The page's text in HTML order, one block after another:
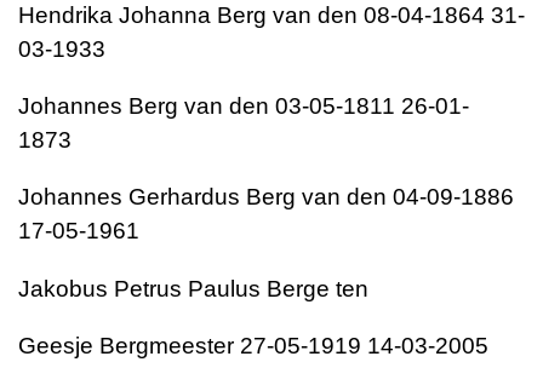
Hendrika Johanna Berg van den 08-04-1864 31-
03-1933
Johannes Berg van den 03-05-1811 26-01-
1873
Johannes Gerhardus Berg van den 04-09-1886
17-05-1961
Jakobus Petrus Paulus Berge ten
Geesje Bergmeester 27-05-1919 14-03-2005